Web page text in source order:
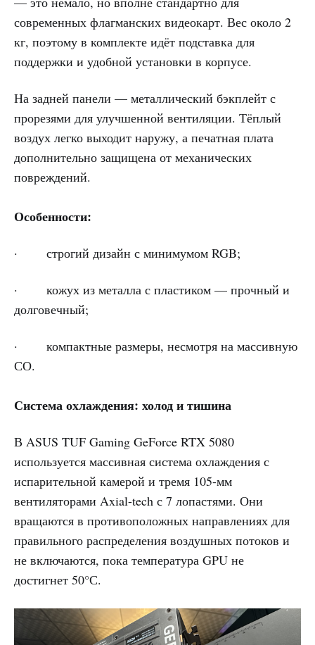
современных флагманских видеокарт. Вес около 2
кг, поэтому в комплекте идёт подставка для
поддержки и удобной установки в корпусе.
На задней панели — металлический бэкплейт с
прорезями для улучшенной вентиляции. Тёплый
воздух легко выходит наружу, а печатная плата
дополнительно защищена от механических
повреждений.
Особенности:
· строгий дизайн с минимумом RGB;
· кожух из металла с пластиком — прочный и
долговечный;
· компактные размеры, несмотря на массивную
СО.
Система охлаждения: холод и тишина
В ASUS TUF Gaming GeForce RTX 5080
используется массивная система охлаждения с
испарительной камерой и тремя 105-мм
вентиляторами Axial-tech с 7 лопастями. Они
вращаются в противоположных направлениях для
правильного распределения воздушных потоков и
не включаются, пока температура GPU не
достигнет 50°С.